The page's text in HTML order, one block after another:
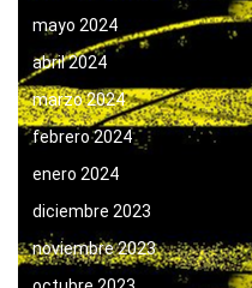
mayo 2024
abril 2024
marzo 2024
febrero 2024
enero 2024
diciembre 2023
noviembre 2023